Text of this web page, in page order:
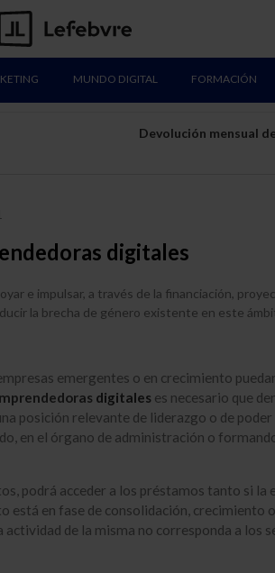
MUNDO DIGITAL FORMACIÓN
Devolución mensual
digitales
e impulsar, a través de la financiación,
la brecha de género existente en este
emergentes o en crecimiento
digitales es necesario que
posición relevante de liderazgo o de
en el órgano de administración o
podrá acceder a los préstamos tanto si la
está en fase de consolidación, crecimiento o
de la misma no corresponda a los